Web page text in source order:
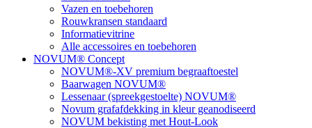
Vazen en toebehoren
Rouwkransen standaard
Informatievitrine
Alle accessoires en toebehoren
NOVUM® Concept
NOVUM®-XV premium begraaftoestel
Baarwagen NOVUM®
Lessenaar (spreekgestoelte) NOVUM®
Novum grafafdekking in kleur geanodiseerd
NOVUM bekisting met Hout-Look